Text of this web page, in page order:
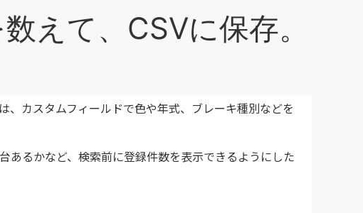
えて、CSVに保存。
は、カスタムフィールドで色や年式、ブレーキ種別などを
あるかなど、検索前に登録件数を表示できるようにした